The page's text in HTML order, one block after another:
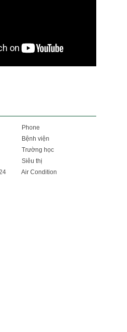
Phone
Bệnh viện
Trường học
Siêu thị
Air Condition